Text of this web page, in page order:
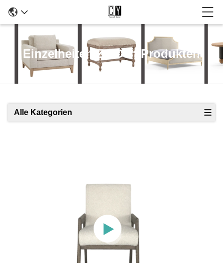
Einzelheiten Zu Den Produkten
Alle Kategorien